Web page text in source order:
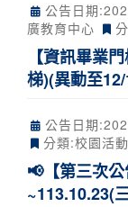
公告日期:
廣教育中心
【資訊畢業
梯)(異動至
公告日期:
分類:校園活動
📢【第三次
~113.10.23(